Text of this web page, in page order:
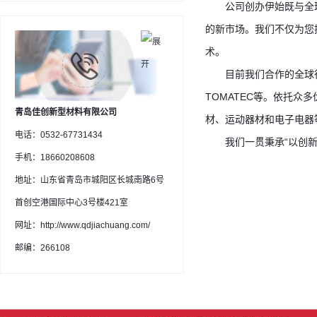
青岛佳创新型材料有限公司
电话：0532-67731434
手机：18660208608
地址：山东省青岛市城阳区长城南路6号
首创空港国际中心3号楼421室
网址：http://www.qdjiachuang.com/
邮编：266108
公司创办伊始既与全球
的新市场。我们不仅为
术。
目前我们合作的全球行
TOMATEC等。依托众
材、运动器材和电子电
我们一贯秉承“以创新